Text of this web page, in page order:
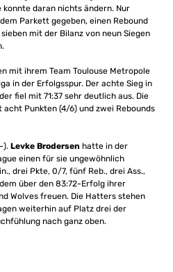
daran nichts ändern. Nur
Parkett gegeben, einen Rebound
mit der Bilanz von neun Siegen
mit ihrem Team Toulouse Metropole
in der Erfolgsspur. Der achte Sieg in
fiel mit 71:37 sehr deutlich aus. Die
Punkten (4/6) und zwei Rebounds
). Levke Brodersen hatte in der
einen für sie ungewöhnlich
drei Pkte, 0/7, fünf Reb., drei Ass.,
über den 83:72-Erfolg ihrer
Wolves freuen. Die Hatters stehen
weiterhin auf Platz drei der
nach ganz oben.